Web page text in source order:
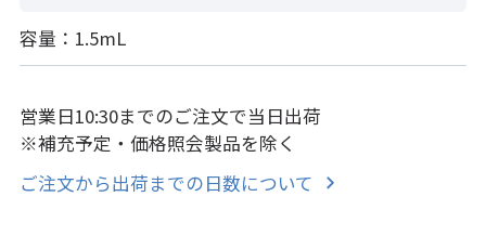
容量：1.5mL
営業日10:30までのご注文で当日出荷
※補充予定・価格照会製品を除く
ご注文から出荷までの日数について